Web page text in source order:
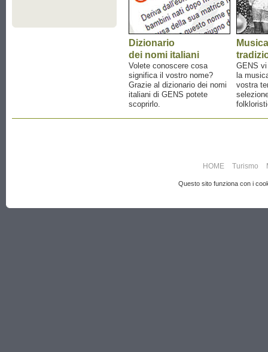
Dizionario
dei nomi italiani
Volete conoscere cosa
significa il vostro nome?
Grazie al dizionario dei nomi
italiani di GENS potete
scoprirlo.
Musica
GENS
la
vostra
HOME Turismo
Questo sito funziona con i